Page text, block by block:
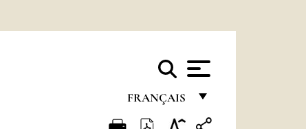
FRANÇAIS
FRANÇAIS